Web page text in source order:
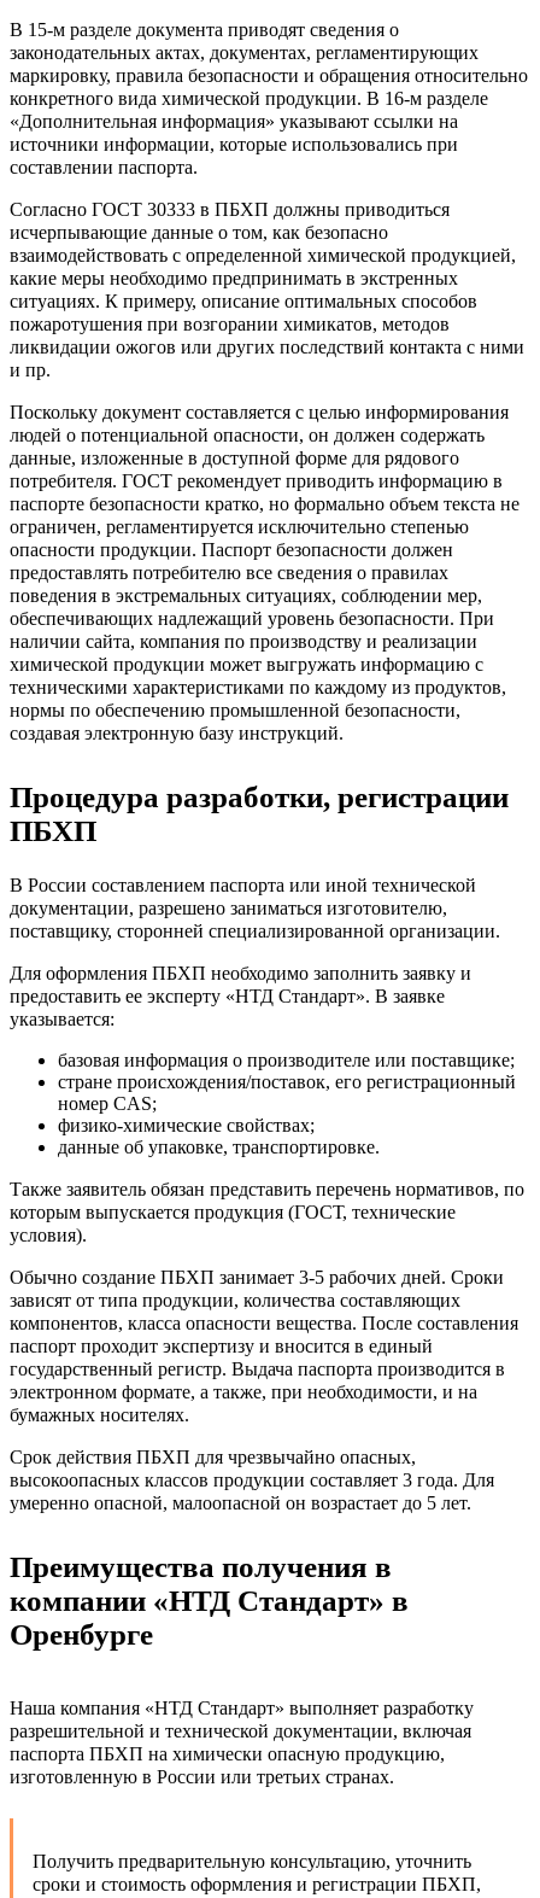
В 15-м разделе документа приводят сведения о
законодательных актах, документах, регламентирующих
маркировку, правила безопасности и обращения относительно
конкретного вида химической продукции. В 16-м разделе
«Дополнительная информация» указывают ссылки на
источники информации, которые использовались при
составлении паспорта.
Согласно ГОСТ 30333 в ПБХП должны приводиться
исчерпывающие данные о том, как безопасно
взаимодействовать с определенной химической продукцией,
какие меры необходимо предпринимать в экстренных
ситуациях. К примеру, описание оптимальных способов
пожаротушения при возгорании химикатов, методов
ликвидации ожогов или других последствий контакта с ними
и пр.
Поскольку документ составляется с целью информирования
людей о потенциальной опасности, он должен содержать
данные, изложенные в доступной форме для рядового
потребителя. ГОСТ рекомендует приводить информацию в
паспорте безопасности кратко, но формально объем текста не
ограничен, регламентируется исключительно степенью
опасности продукции. Паспорт безопасности должен
предоставлять потребителю все сведения о правилах
поведения в экстремальных ситуациях, соблюдении мер,
обеспечивающих надлежащий уровень безопасности. При
наличии сайта, компания по производству и реализации
химической продукции может выгружать информацию с
техническими характеристиками по каждому из продуктов,
нормы по обеспечению промышленной безопасности,
создавая электронную базу инструкций.
Процедура разработки, регистрации
ПБХП
В России составлением паспорта или иной технической
документации, разрешено заниматься изготовителю,
поставщику, сторонней специализированной организации.
Для оформления ПБХП необходимо заполнить заявку и
предоставить ее эксперту «НТД Стандарт». В заявке
указывается:
базовая информация о производителе или поставщике;
стране происхождения/поставок, его регистрационный
номер CAS;
физико-химические свойствах;
данные об упаковке, транспортировке.
Также заявитель обязан представить перечень нормативов, по
которым выпускается продукция (ГОСТ, технические
условия).
Обычно создание ПБХП занимает 3-5 рабочих дней. Сроки
зависят от типа продукции, количества составляющих
компонентов, класса опасности вещества. После составления
паспорт проходит экспертизу и вносится в единый
государственный регистр. Выдача паспорта производится в
электронном формате, а также, при необходимости, и на
бумажных носителях.
Срок действия ПБХП для чрезвычайно опасных,
высокоопасных классов продукции составляет 3 года. Для
умеренно опасной, малоопасной он возрастает до 5 лет.
Преимущества получения в
компании «НТД Стандарт» в
Оренбурге
Наша компания «НТД Стандарт» выполняет разработку
разрешительной и технической документации, включая
паспорта ПБХП на химически опасную продукцию,
изготовленную в России или третьих странах.
Получить предварительную консультацию, уточнить
сроки и стоимость оформления и регистрации ПБХП,